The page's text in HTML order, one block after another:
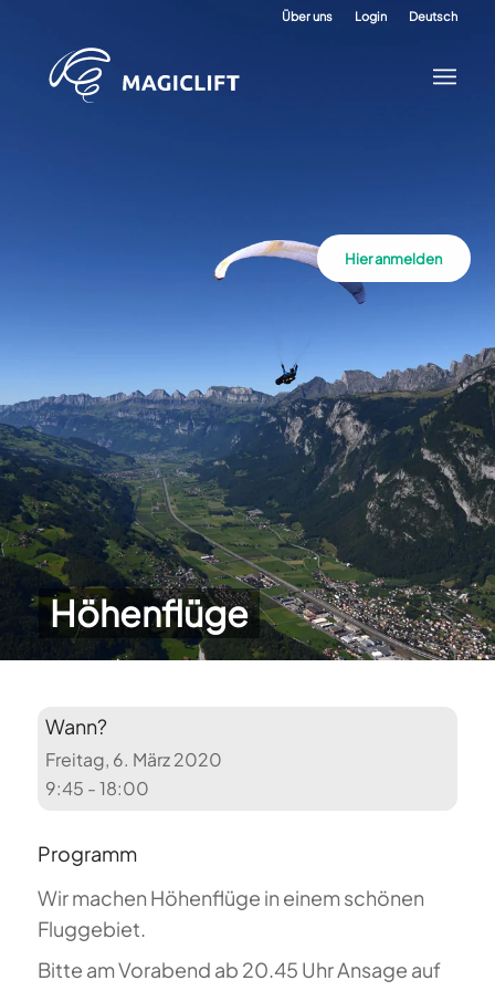
Über uns Login Deutsch
Höhenflüge
Hier anmelden
Wann?
Freitag, 6. März 2020
9:45 - 18:00
Programm
Wir machen Höhenflüge in einem schönen
Fluggebiet.
Bitte am Vorabend ab 20.45 Uhr Ansage auf